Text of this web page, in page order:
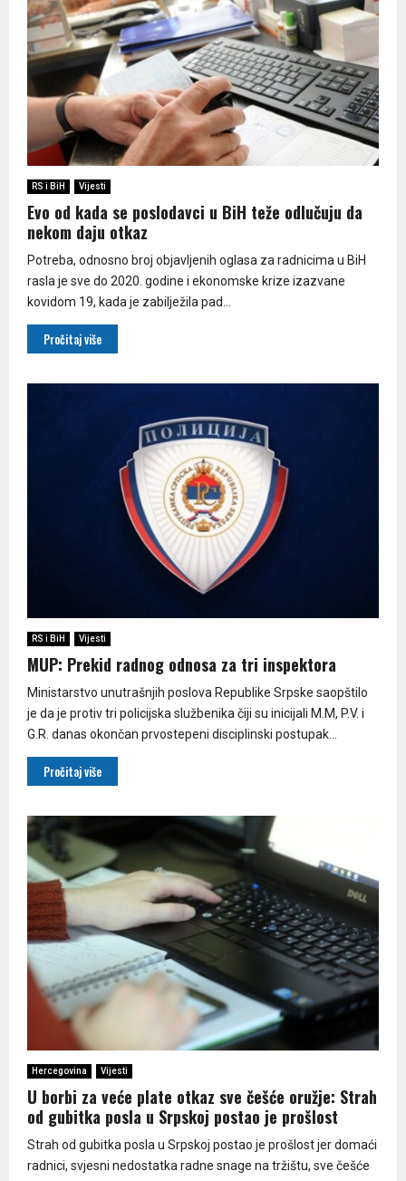
RS i BiH Vijesti
Evo od kada se poslodavci u BiH teže odlučuju da
nekom daju otkaz
Potreba, odnosno broj objavljenih oglasa za radnicima u BiH
rasla je sve do 2020. godine i ekonomske krize izazvane
kovidom 19, kada je zabilježila pad...
Pročitaj više
RS i BiH Vijesti
MUP: Prekid radnog odnosa za tri inspektora
Ministarstvo unutrašnjih poslova Republike Srpske saopštilo
je da je protiv tri policijska službenika čiji su inicijali M.M, P.V. i
G.R. danas okončan prvostepeni disciplinski postupak...
Pročitaj više
Hercegovina Vijesti
U borbi za veće plate otkaz sve češće oružje: Strah
od gubitka posla u Srpskoj postao je prošlost
Strah od gubitka posla u Srpskoj postao je prošlost jer domaći
radnici, svjesni nedostatka radne snage na tržištu, sve češće